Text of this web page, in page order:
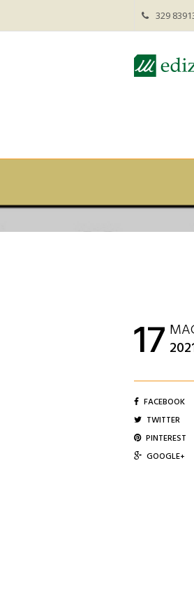
329
17
FACEBOOK
TWITTER
PINTEREST
GOOGLE+